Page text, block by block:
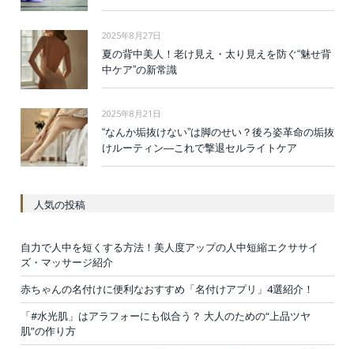
2025年8月27日
夏の背中美人！老け見え・太り見えを防ぐ“魅せ背
中ケア”の新常識
2025年8月21日
“なんか垢抜けない”は脚のせい？後ろ姿革命の垢抜
けルーティン—これで撃退セルライトケア
人気の投稿
自力で人中を短くする方法！美人度アップの人中短縮エクササイ
ズ・マッサージ紹介
赤ちゃんの名付けに便利なおすすめ「名付けアプリ」4選紹介！
「#水光肌」はアラフォーにも似合う？ 大人のための“上品ツヤ
肌”の作り方